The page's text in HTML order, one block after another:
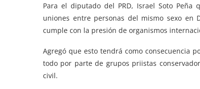
Para el diputado del PRD, Israel Soto
uniones entre personas del mismo sexo en
cumple con la presión de organismos
Agregó que esto tendrá como consecuencia
todo por parte de grupos priistas
civil.